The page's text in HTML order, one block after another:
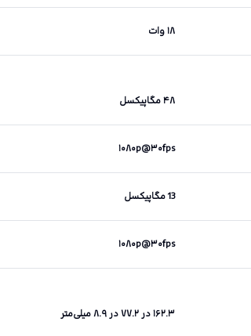
۱۸ وات
۴۸ مگاپیکسل
۱۰۸۰p@۳۰fps
13 مگاپیکسل
۱۰۸۰p@۳۰fps
۱۶۲.۳ در ۷۷.۲ در ۸.۹ میلی‌متر